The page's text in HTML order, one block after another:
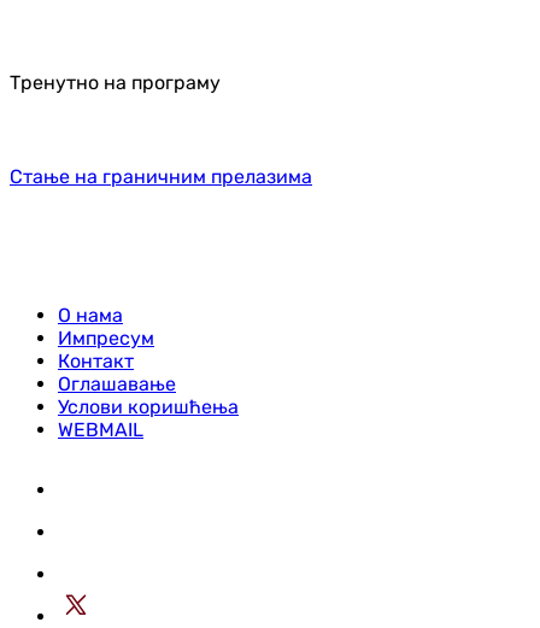
Тренутно на програму
Стање на граничним прелазима
О нама
Импресум
Контакт
Оглашавање
Услови коришћења
WEBMAIL